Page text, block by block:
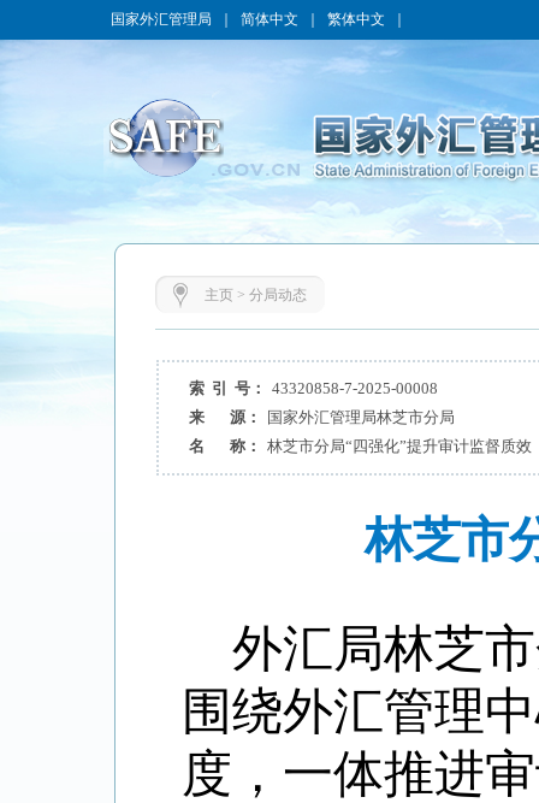
国家外汇管理局 简体中文 繁体中文
主页> 分局动态
索 引 号：
43320858-7-2025-00008
来 源：
国家外汇管理局林芝市分局
名 称：
林芝市分局“四强化”提升审计监督质效
林芝市
外汇局林芝
围绕外汇管理
度，一体推进